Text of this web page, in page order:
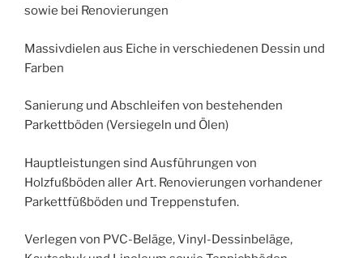
sowie bei Renovierungen
Massivdielen aus Eiche in verschiedenen Dessin und
Farben
Sanierung und Abschleifen von bestehenden
Parkettböden (Versiegeln und Ölen)
Hauptleistungen sind Ausführungen von
Holzfußböden aller Art. Renovierungen vorhandener
Parkettfüßböden und Treppenstufen.
Verlegen von PVC-Beläge, Vinyl-Dessinbeläge,